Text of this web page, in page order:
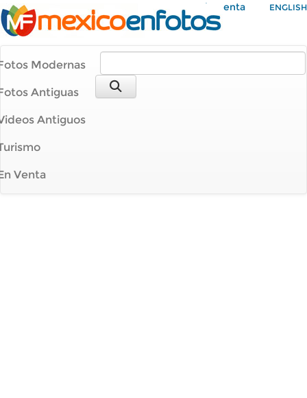
Mi Cuenta ENGLISH
Modernas
Antiguas
Antiguos
Venta